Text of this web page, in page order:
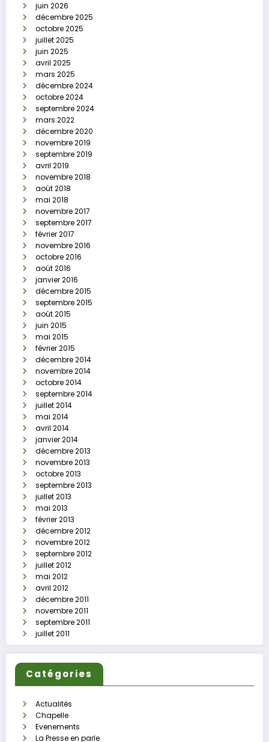
juin 2026
décembre 2025
octobre 2025
juillet 2025
juin 2025
avril 2025
mars 2025
décembre 2024
octobre 2024
septembre 2024
mars 2022
décembre 2020
novembre 2019
septembre 2019
avril 2019
novembre 2018
août 2018
mai 2018
novembre 2017
septembre 2017
février 2017
novembre 2016
octobre 2016
août 2016
janvier 2016
décembre 2015
septembre 2015
août 2015
juin 2015
mai 2015
février 2015
décembre 2014
novembre 2014
octobre 2014
septembre 2014
juillet 2014
mai 2014
avril 2014
janvier 2014
décembre 2013
novembre 2013
octobre 2013
septembre 2013
juillet 2013
mai 2013
février 2013
décembre 2012
novembre 2012
septembre 2012
juillet 2012
mai 2012
avril 2012
décembre 2011
novembre 2011
septembre 2011
juillet 2011
Catégories
Actualités
Chapelle
Evenements
La Presse en parle